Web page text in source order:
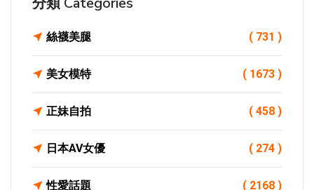
絲襪美腿 ( 731 )
美女模特 ( 1673 )
正妹自拍 ( 458 )
日本AV女優 ( 274 )
性愛話題 ( 2168 )